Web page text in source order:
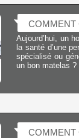
COMMENT
Aujourd’hui, un
la santé d’une
spécialisé ou
un bon matelas ?
COMMENT